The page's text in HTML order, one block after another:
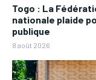
Togo : La
nationale plaide
publique
8 août 2026